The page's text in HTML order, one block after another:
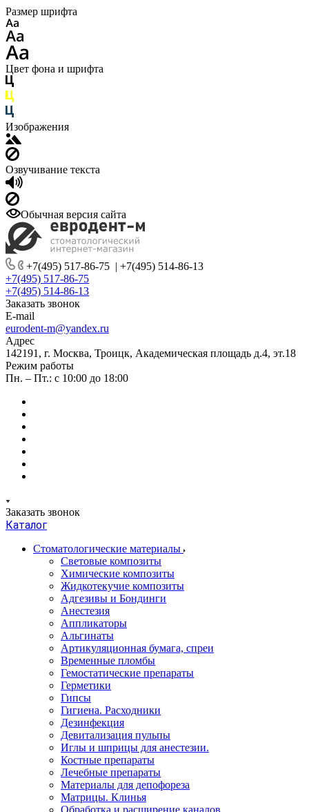
Размер шрифта
Цвет фона и шрифта
Изображения
Озвучивание текста
Обычная версия сайта
+7(495) 517-86-75 | +7(495) 514-86-13
+7(495) 517-86-75
+7(495) 514-86-13
Заказать звонок
E-mail
eurodent-m@yandex.ru
Адрес
142191, г. Москва, Троицк, Академическая площадь д.4, эт.18
Режим работы
Пн. – Пт.: с 10:00 до 18:00
Заказать звонок
Каталог
Стоматологические материалы
Световые композиты
Химические композиты
Жидкотекучие композиты
Адгезивы и Бондинги
Анестезия
Аппликаторы
Альгинаты
Артикуляционная бумага, спреи
Временные пломбы
Гемостатические препараты
Герметики
Гипсы
Гигиена. Расходники
Дезинфекция
Девитализация пульпы
Иглы и шприцы для анестезии.
Костные препараты
Лечебные препараты
Материалы для депофореза
Матрицы. Клинья